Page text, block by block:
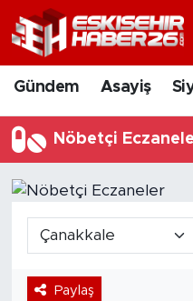
Gündem Asayiş
Nöbetçi
Paylaş
Gündem
Asayiş
Siyaset
Sağlık
Nöbetçi Eczaneler
Hava Durumu
Trafik Durumu
Tüm Manşetler